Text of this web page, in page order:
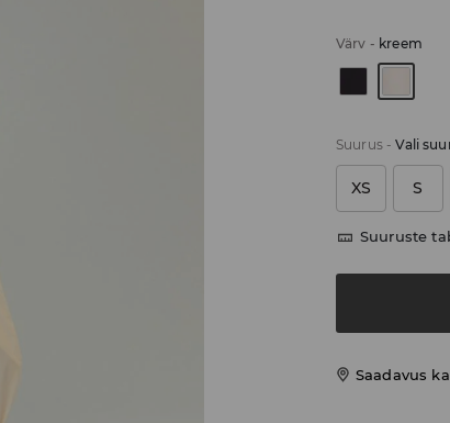
Värv - kreem
Suurus-Vali
XS S
Suuruste
Saadavus